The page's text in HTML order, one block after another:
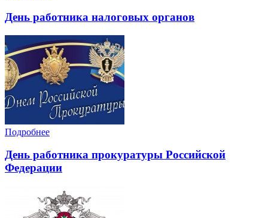
День работника налоговых органов
Подробнее
День работника прокуратуры Российской
Федерации